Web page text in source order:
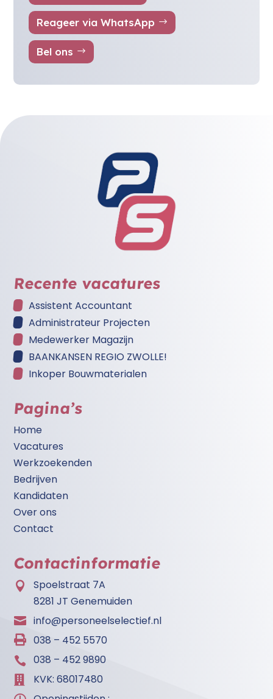
Reageer via WhatsApp
Bel ons
Recente vacatures
Assistent Accountant
Administrateur Projecten
Medewerker Magazijn
BAANKANSEN REGIO ZWOLLE!
Inkoper Bouwmaterialen
Pagina’s
Home
Vacatures
Werkzoekenden
Bedrijven
Kandidaten
Over ons
Contact
Contactinformatie

Spoelstraat 7A
8281 JT Genemuiden
 info@personeelselectief.nl
 038 – 452 5570
 038 – 452 9890
 KVK: 68017480